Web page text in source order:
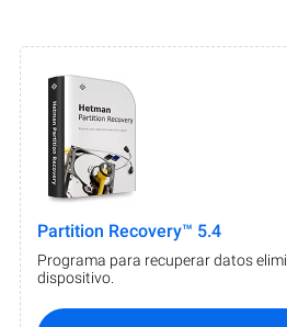
Partition Recovery™ 5.4
Programa para recuperar datos
dispositivo.